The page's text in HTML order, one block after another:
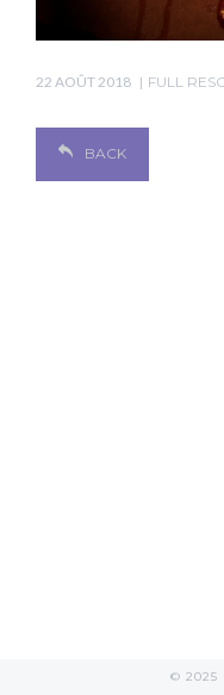
22 AOÛT 2018 FULL
BACK
© 2025